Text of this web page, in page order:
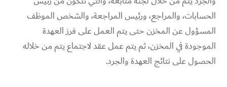
الحسابات، والمراجع، ورئيس المراجعة، والشخص الموظف
المسؤول عن المخزن حتى يتم العمل على فرز العهدة
الموجودة في المخزن، ثم يتم عمل عقد لاجتماع يتم من خلاله
الحصول على نتائج العهدة والجرد.